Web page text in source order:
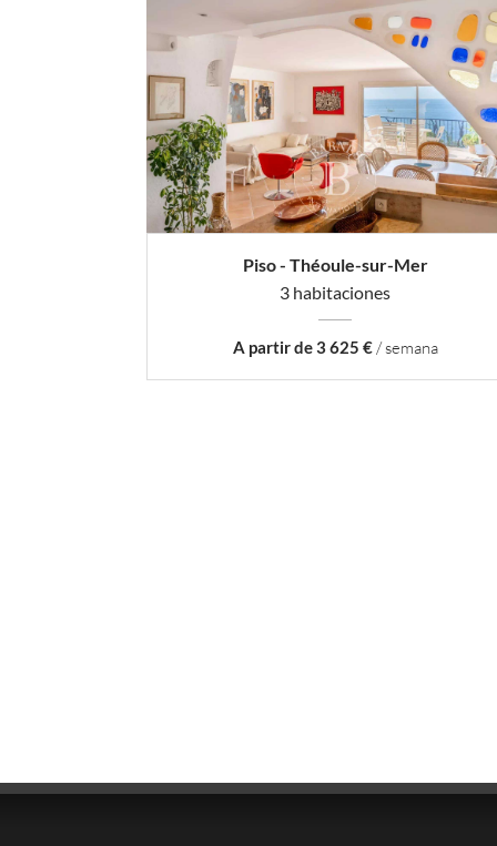
Piso - Théoule-sur-Mer
3 habitaciones
A partir de 3 625 €/ semana